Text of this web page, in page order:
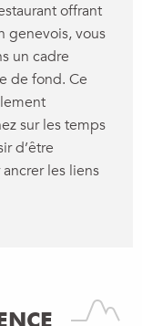
offrant
genevois, vous
un cadre
de fond. Ce
sur les temps
d’être
les liens